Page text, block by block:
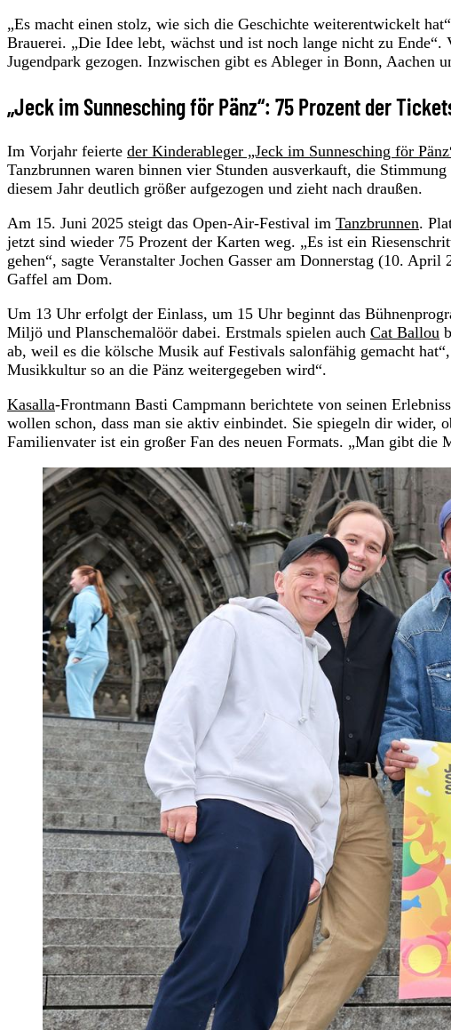
„Es macht einen stolz, wie sich die Geschichte weiterentwickelt
Brauerei. „Die Idee lebt, wächst und ist noch lange nicht zu
Jugendpark gezogen. Inzwischen gibt es Ableger in Bonn, Aachen
„Jeck im Sunnesching för Pänz“: 75 Prozent der
Im Vorjahr feierte der Kinderableger „Jeck im Sunnesching för
Tanzbrunnen waren binnen vier Stunden ausverkauft, die
diesem Jahr deutlich größer aufgezogen und zieht nach draußen.
Am 15. Juni 2025 steigt das Open-Air-Festival im Tanzbrunnen.
jetzt sind wieder 75 Prozent der Karten weg. „Es ist ein
gehen“, sagte Veranstalter Jochen Gasser am Donnerstag (10.
Gaffel am Dom.
Um 13 Uhr erfolgt der Einlass, um 15 Uhr beginnt das
Miljö und Planschemalöör dabei. Erstmals spielen auch Cat Ballou
ab, weil es die kölsche Musik auf Festivals salonfähig gemacht
Musikkultur so an die Pänz weitergegeben wird“.
Kasalla-Frontmann Basti Campmann berichtete von seinen
wollen schon, dass man sie aktiv einbindet. Sie spiegeln dir wider,
Familienvater ist ein großer Fan des neuen Formats. „Man gibt